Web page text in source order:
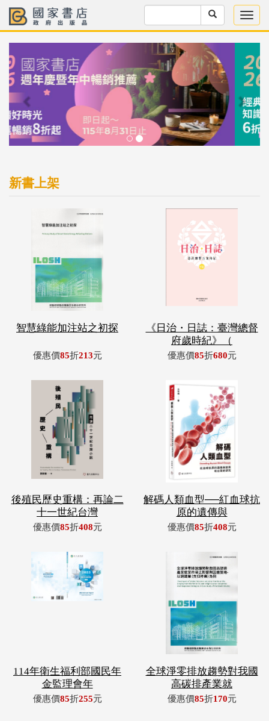
新書上架
智慧綠能加注站之初探
優惠價85折213元
《日治・日誌：臺灣總督
府歲時紀》（
優惠價85折680元
後殖民歷史重構：再論二
十一世紀台灣
優惠價85折408元
解碼人類血型──紅血球抗
原的遺傳與
優惠價85折408元
114年衛生福利部國民年
金監理會年
優惠價85折255元
全球淨零排放趨勢對我國
高碳排產業就
優惠價85折170元